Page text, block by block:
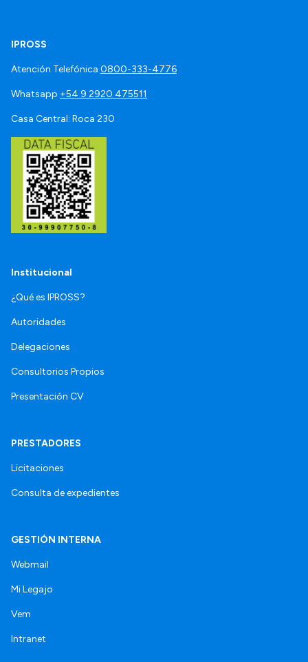
IPROSS
Atención Telefónica 0800-333-4776
Whatsapp +54 9 2920 475511
Casa Central: Roca 230
Institucional
¿Qué es IPROSS?
Autoridades
Delegaciones
Consultorios Propios
Presentación CV
PRESTADORES
Licitaciones
Consulta de expedientes
GESTIÓN INTERNA
Webmail
Mi Legajo
Vem
Intranet